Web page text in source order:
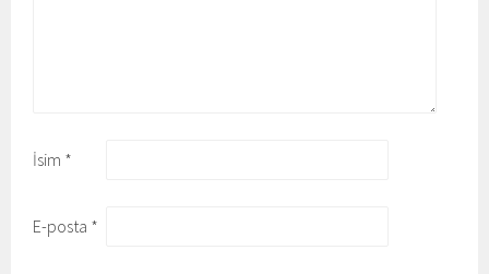
İsim *
E-posta *